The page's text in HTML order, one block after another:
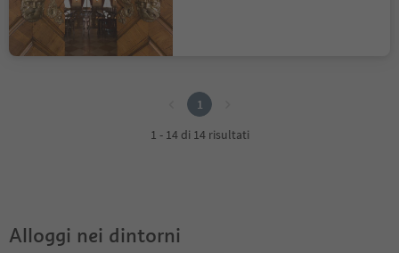
1
1 - 14 di 14 risultati
Alloggi nei dintorni